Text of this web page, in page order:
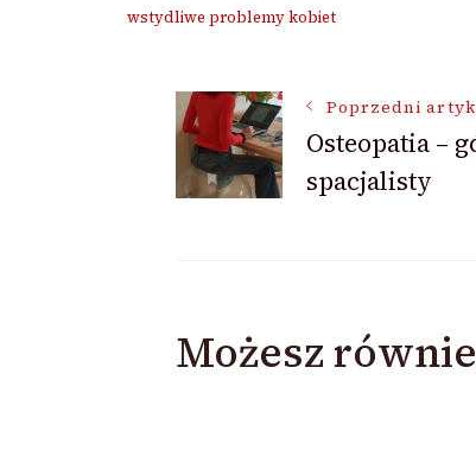
wstydliwe problemy kobiet
Nawigacja
wpisu
Poprzedni
Osteopatia –
spacjalisty
Możesz